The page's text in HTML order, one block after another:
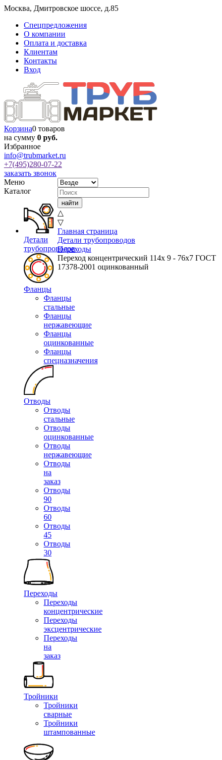
Москва, Дмитровское шоссе, д.85
Спецпредложения
О компании
Оплата и доставка
Клиентам
Контакты
Вход
Корзина0 товаров
на сумму 0 руб.
Избранное
info@trubmarket.ru
+7(495)280-07-22
заказать звонок
Меню
Каталог
Детали
трубопроводов
Фланцы
Фланцы
стальные
Фланцы
нержавеющие
Фланцы
оцинкованные
Фланцы
спецназначения
Отводы
Отводы
стальные
Отводы
оцинкованные
Отводы
нержавеющие
Отводы
на
заказ
Отводы
90
Отводы
60
Отводы
45
Отводы
30
Переходы
Переходы
концентрические
Переходы
эксцентрические
Переходы
на
заказ
Тройники
Тройники
сварные
Тройники
штампованные
△
▽
Главная страница
Детали трубопроводов
Переходы
Переход концентрический 114х 9 - 76х7 ГОСТ
17378-2001 оцинкованный